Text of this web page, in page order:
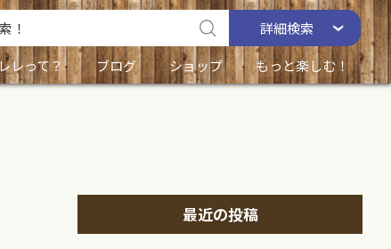
詳細検索
レって？ ブログ ショップ もっと楽しむ！
最近の投稿